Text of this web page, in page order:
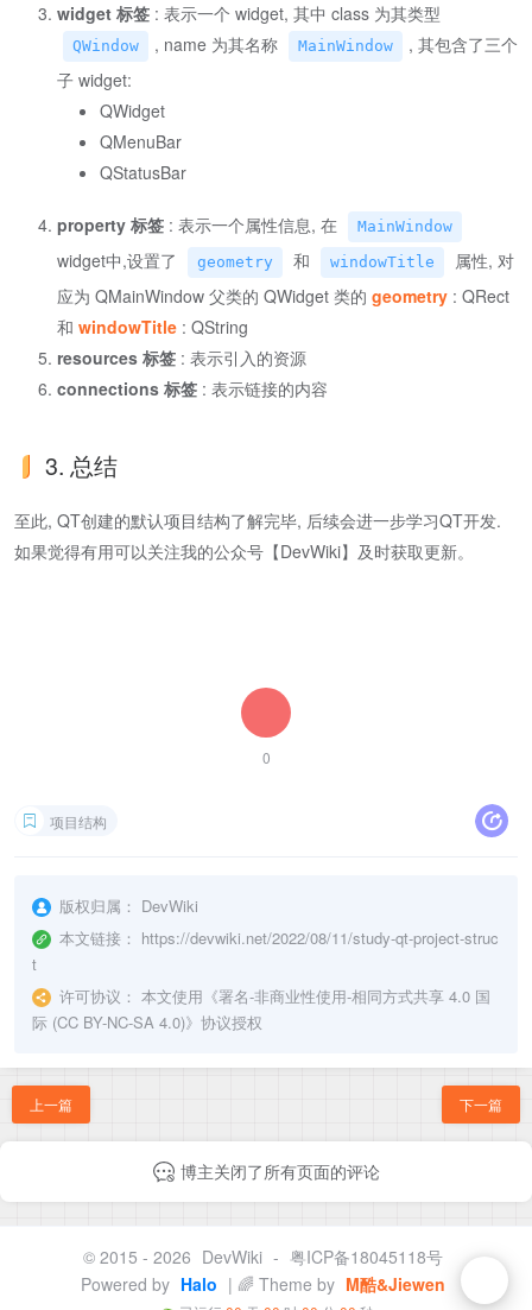
widget 标签 : 表示一个 widget, 其中 class 为其类型
QWindow , name 为其名称 MainWindow
, 其包含了三个
子 widget:
QWidget
QMenuBar
QStatusBar
property 标签 : 表示一个属性信息, 在 MainWindow
widget中,设置了 geometry 和 windowTitle
属性, 对
应为 QMainWindow 父类的 QWidget 类的 geometry : QRect
和 windowTitle : QString
resources 标签 : 表示引入的资源
connections 标签 : 表示链接的内容
3. 总结
至此, QT创建的默认项目结构了解完毕, 后续会进一步学习QT开发.
如果觉得有用可以关注我的公众号【DevWiki】及时获取更新。
0
项目结构
版权归属： DevWiki
本文链接： https://devwiki.net/2022/08/11/study-qt-project-struc
t
许可协议： 本文使用《署名-非商业性使用-相同方式共享 4.0 国
际 (CC BY-NC-SA 4.0)》协议授权
上一篇 下一篇
博主关闭了所有页面的评论
© 2015 - 2026 DevWiki - 粤ICP备18045118号
Powered by Halo | 🌈 Theme by M酷&Jiewen